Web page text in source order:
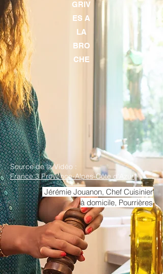
GRIV
ES A
LA
BRO
CHE
Source de la Vidéo :
France 3 Provence-Alpes-Côte d'Azur
Jérémie Jouanon, Chef Cuisinier
à domicile, Pourrières